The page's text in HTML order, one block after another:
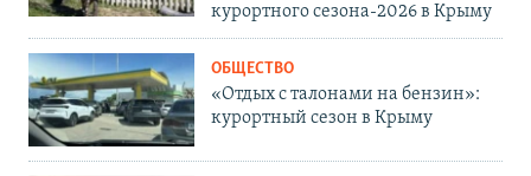
курортного сезона-2026 в Крыму
ОБЩЕСТВО
«Отдых с талонами на бензин»:
курортный сезон в Крыму